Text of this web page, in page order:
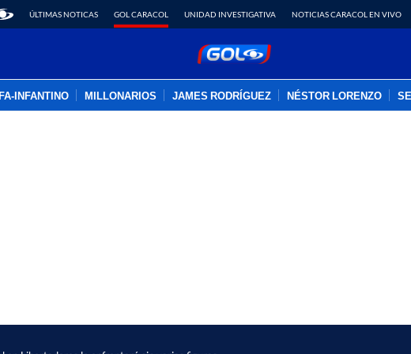
ÚLTIMAS NOTICAS GOL CARACOL UNIDAD INVESTIGATIVA NOTICIAS CARACOL EN VIVO
INFANTINO MILLONARIOS JAMES RODRÍGUEZ NÉSTOR LORENZO